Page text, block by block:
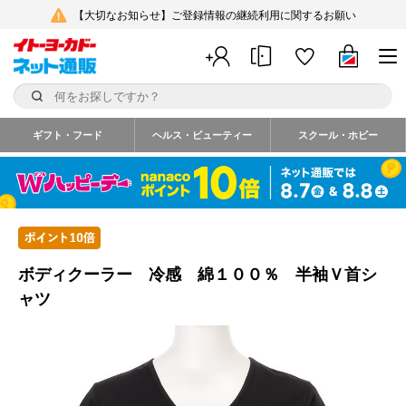
【大切なお知らせ】ご登録情報の継続利用に関するお願い
ギフト・フード ヘルス・ビューティー スクール・ホビー
ボディクーラー 冷感 綿１００％ 半袖Ｖ首シ
ャツ